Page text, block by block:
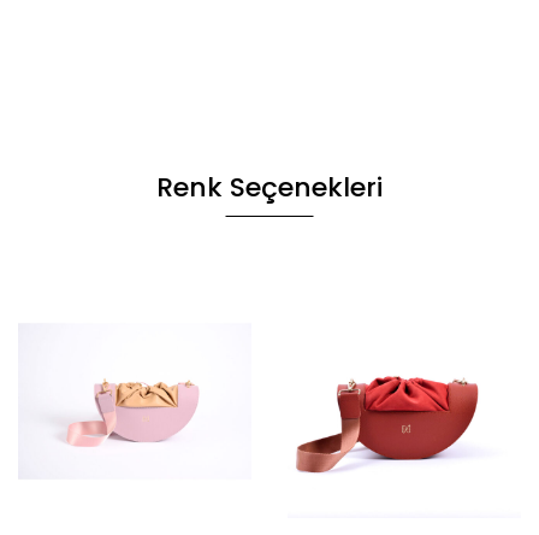
Renk Seçenekleri